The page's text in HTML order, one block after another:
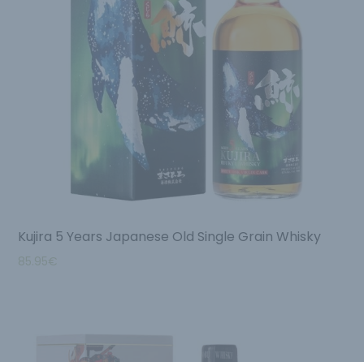
Kujira 5 Years Japanese Old Single Grain Whisky
85.95€